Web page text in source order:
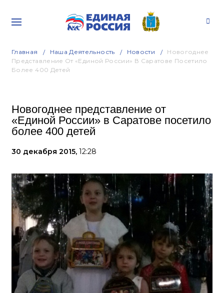
Главная Наша Деятельность Новости
Новогоднее
Представление От «Единой России» В Саратове Посетило
Более 400 Детей
Новогоднее представление от
«Единой России» в Саратове посетило
более 400 детей
30 декабря 2015, 12:28